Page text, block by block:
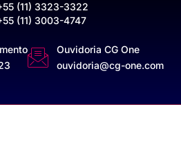
(11) 3323-3322
(11) 3003-4747
Ouvidoria CG One
ouvidoria@cg-one.com